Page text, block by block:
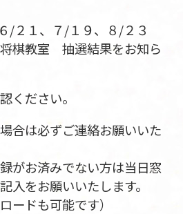
/２１、７/１９、８/２３
将棋教室 抽選結果をお知ら
ください。
合は必ずご連絡お願いいた
がお済みでない方は当日窓
入をお願いいたします。
ードも可能です）